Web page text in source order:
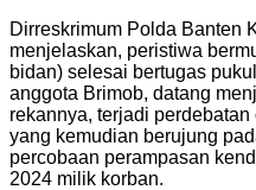
Dirreskrimum Polda Banten
menjelaskan, peristiwa
bidan) selesai bertugas
anggota Brimob, datang
rekannya, terjadi
yang kemudian berujung
percobaan perampasan
2024 milik korban.